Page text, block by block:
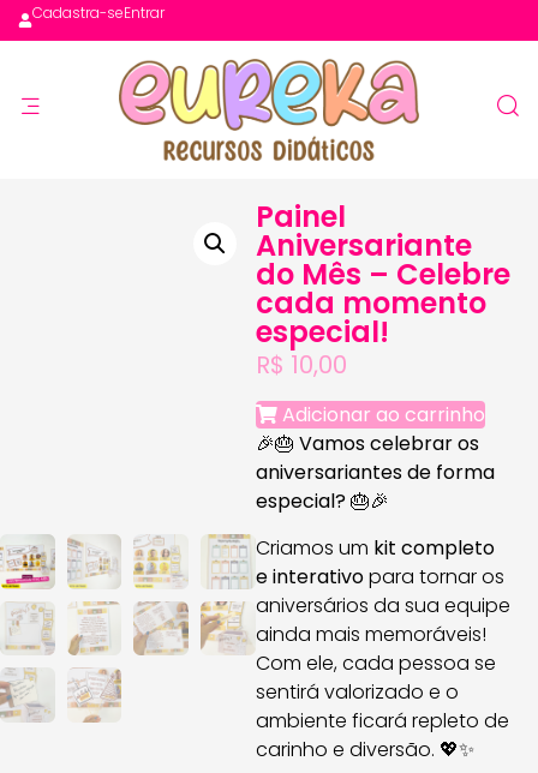
Cadastra-seEntrar
Painel
Aniversariante
do Mês – Celebre
cada momento
especial!
R$ 10,00
Adicionar ao carrinho
🎉🎂 Vamos celebrar os
aniversariantes de forma
especial?🎂🎉
Criamos um kit completo
e interativopara tornar os
aniversários da sua equipe
ainda mais memoráveis!
Com ele, cada pessoa se
sentirá valorizado e o
ambiente ficará repleto de
carinho e diversão. 💖✨